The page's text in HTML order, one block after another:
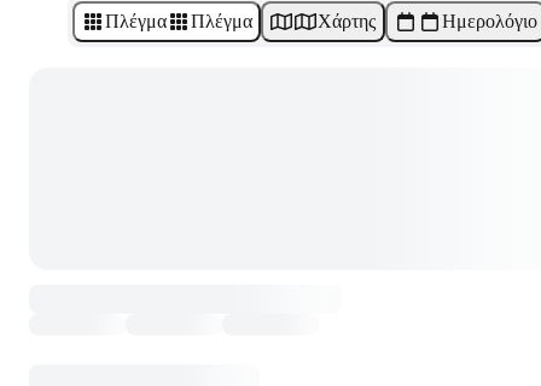
Πλέγμα Πλέγμα Χάρτης Ημερολόγιο